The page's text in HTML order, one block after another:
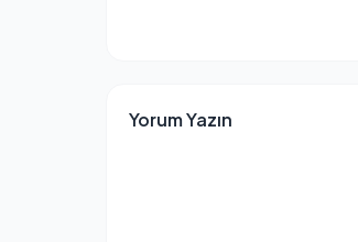
Yorum Yazın